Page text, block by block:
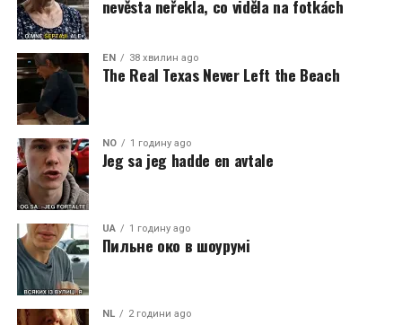
nevěsta neřekla, co viděla na fotkách
EN 38 хвилин ago
The Real Texas Never Left the Beach
NO 1 годину ago
Jeg sa jeg hadde en avtale
UA 1 годину ago
Пильне око в шоурумі
NL 2 години ago